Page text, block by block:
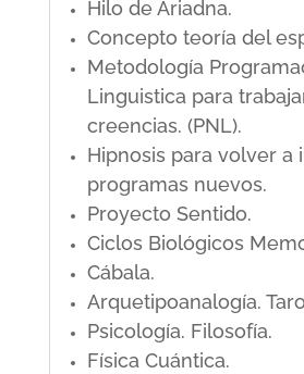
Hilo de Ariadna.
Concepto teoría del
Metodología
Linguistica para
creencias. (PNL).
Hipnosis para volver a
programas nuevos.
Proyecto Sentido.
Ciclos Biológicos
Cábala.
Arquetipoanalogía.
Psicología. Filosofía.
Física Cuántica.